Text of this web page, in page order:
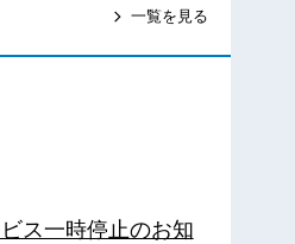
一覧を見る
ス一時停止のお知